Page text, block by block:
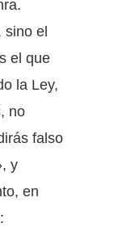
sino el
el que
la Ley,
no
falso
y
en